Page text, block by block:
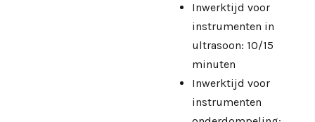
Inwerktijd voor
instrumenten in
ultrasoon: 10/15
minuten
Inwerktijd voor
instrumenten